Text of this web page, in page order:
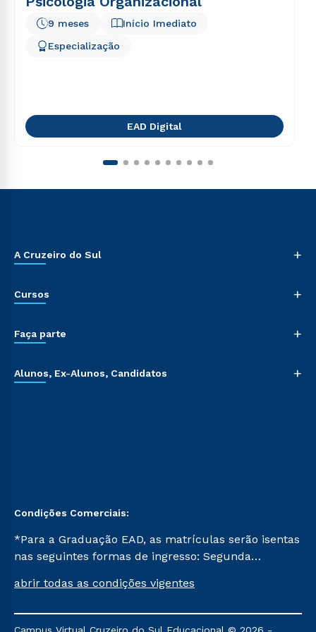
Início Imediato
9 meses
Especialização
EAD Digital
A Cruzeiro do Sul +
Cursos +
Faça parte +
Alunos, Ex-Alunos, Candidatos +
Condições Comerciais:
*Para a Graduação EAD, as matrículas serão isentas
nas seguintes formas de ingresso: Segunda
Já para as demais, a taxa de matrícula será de R$
mencionadas são referentes aos cursos: Ensino
abrir todas as condições vigentes